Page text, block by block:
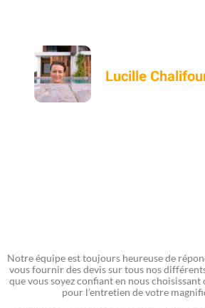
Lucille
Notre équipe est toujours heureuse de
vous fournir des devis sur tous nos
que vous soyez confiant en nous
pour l’entretien de votre